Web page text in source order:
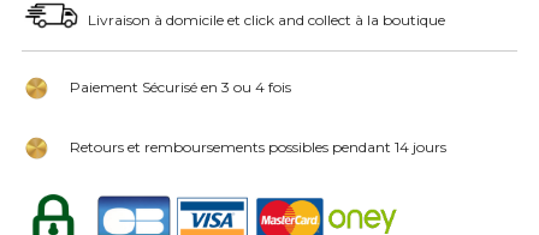
Livraison à domicile et click and collect à la boutique
Paiement Sécurisé en 3 ou 4 fois
Retours et remboursements possibles pendant 14 jours